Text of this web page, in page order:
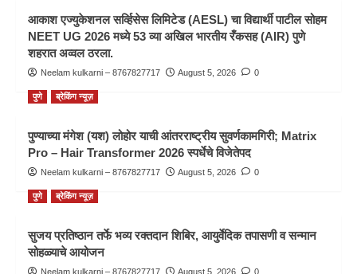
आकाश एज्युकेशनल सर्व्हिसेस लिमिटेड (AESL) चा विद्यार्थी पाटील सोहम
NEET UG 2026 मध्ये 53 व्या अखिल भारतीय रँकसह (AIR) पुणे
शहरात अव्वल ठरला.
Neelam kulkarni – 8767827717 August 5, 2026 0
पुणे ब्रेकिंग न्यूज़
पुण्याच्या मंगेश (यश) लोहोर याची आंतरराष्ट्रीय सुवर्णकामगिरी; Matrix
Pro – Hair Transformer 2026 स्पर्धेचे विजेतेपद
Neelam kulkarni – 8767827717 August 5, 2026 0
पुणे ब्रेकिंग न्यूज़
सुजय प्रतिष्ठान तर्फे भव्य रक्तदान शिबिर, आयुर्वेदिक तपासणी व सन्मान
सोहळ्याचे आयोजन
Neelam kulkarni – 8767827717 August 5, 2026 0